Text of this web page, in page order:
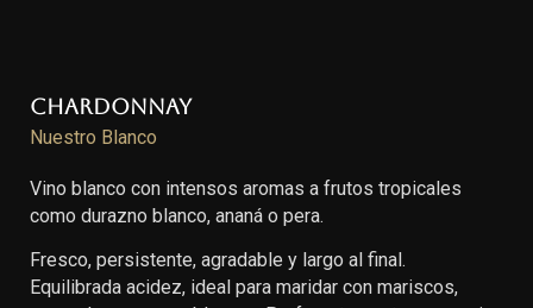
Chardonnay
Nuestro Blanco
Vino blanco con intensos aromas a frutos tropicales
como durazno blanco, ananá o pera.
Fresco, persistente, agradable y largo al final.
Equilibrada acidez, ideal para maridar con mariscos,